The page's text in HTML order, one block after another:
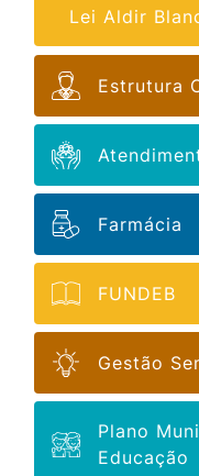
Lei Aldir
Estrutura
Farmácia
FUNDEB
Gestão
Plano
Educação